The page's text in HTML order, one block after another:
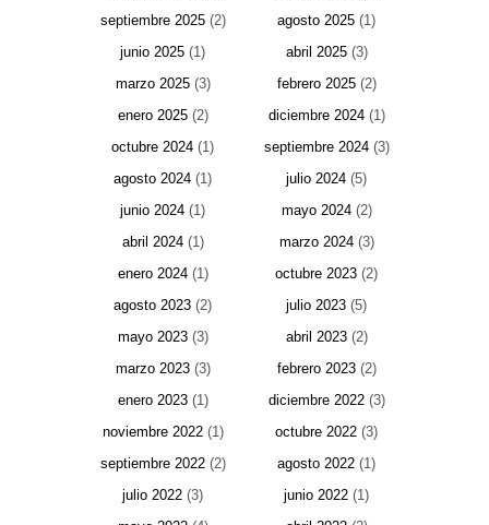
septiembre 2025(2) agosto 2025 (1)
junio 2025 (1) abril 2025(3)
marzo 2025(3) febrero 2025(2)
enero 2025(2) diciembre 2024(1)
octubre 2024 (1) septiembre 2024(3)
agosto 2024 (1) julio 2024 (5)
junio 2024 (1) mayo 2024(2)
abril 2024(1) marzo 2024(3)
enero 2024(1) octubre 2023 (2)
agosto 2023 (2) julio 2023 (5)
mayo 2023(3) abril 2023(2)
marzo 2023(3) febrero 2023(2)
enero 2023(1) diciembre 2022(3)
noviembre 2022(1) octubre 2022 (3)
septiembre 2022(2) agosto 2022 (1)
julio 2022 (3) junio 2022 (1)